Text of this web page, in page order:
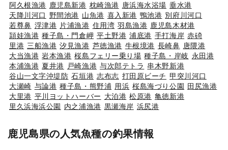
阿久根漁港 鹿児島新港 枕崎漁港 唐浜海水浴場 垂水港
天降川河口
野間池港 山魚港 喜入新港 鴨池港 別府川河口
若尊鼻 浮津港 片浦漁港 住用湾 羽島漁港 鹿児島木材港
頴娃漁港 種子島・門倉岬 平土野港 浦底港 手打海岸 赤碕
里港 三船漁港 汐見漁港 芦徳漁港 牛根境港 長崎鼻 唐隈港
大当漁港 岩本漁港 桜島フェリー乗り場 種子島・岸岐 永田港
本浦漁港 夏井港 戸崎漁港 与次郎テトラ 串木野新港
谷山一文字沖堤防 石垣港 志布志 打田原ビーチ 甲突川河口
大瀬崎 与論港 種子島・熊野浦 用浜 桜島海づり公園
田尻漁港
大里港 平川ヨットハーバー 大泊港 松原港 亀徳新港
里久浜海浜公園
内之浦漁港 黒瀬海岸 浜尻港
鹿児島県の人気魚種の釣果情報